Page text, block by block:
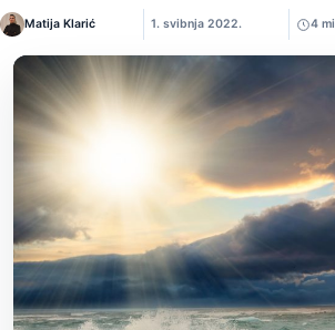
Matija Klarić 1. svibnja 2022. 4